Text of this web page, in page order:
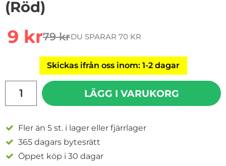
(Röd)
rea pris
9 krtidigare pris
79 krDU SPARAR 70 KR
Skickas ifrån oss inom: 1-2 dagar
LÄGG I VARUKORG
Fler än 5 st. i lager eller fjärrlager
365 dagars bytesrätt
Öppet köp i 30 dagar